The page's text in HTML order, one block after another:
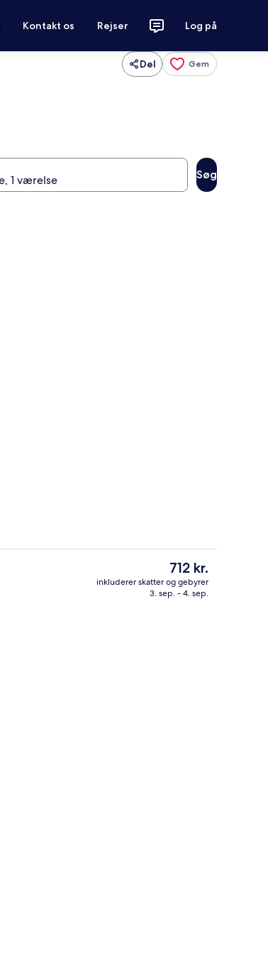
Kontakt os Rejser Log på
Del Gem
Søg
Standard-dobbeltværelse |
Den
nuværende
pris
712 kr.
inkluderer skatter og gebyrer
3. sep. - 4. sep.